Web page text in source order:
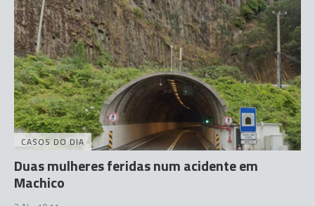
CASOS DO DIA
Duas mulheres feridas num acidente em
Machico